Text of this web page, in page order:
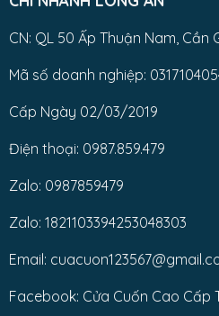
CN: QL 50 Ấp Thuận Nam, Cần
Mã số doanh nghiệp:
Cấp Ngày 02/03/2019
Điện thoại: 0987.859.479
Zalo: 0987859479
Zalo: 1821103394253048303
Email:
Facebook: Cửa Cuốn Cao Cấp